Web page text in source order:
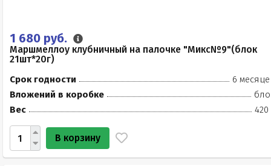
1 680 руб.
Маршмеллоу клубничный на палочке "Микс№9"(блок
21шт*20г)
Срок годности
6
Вложений в коробке
Вес
420
В корзину